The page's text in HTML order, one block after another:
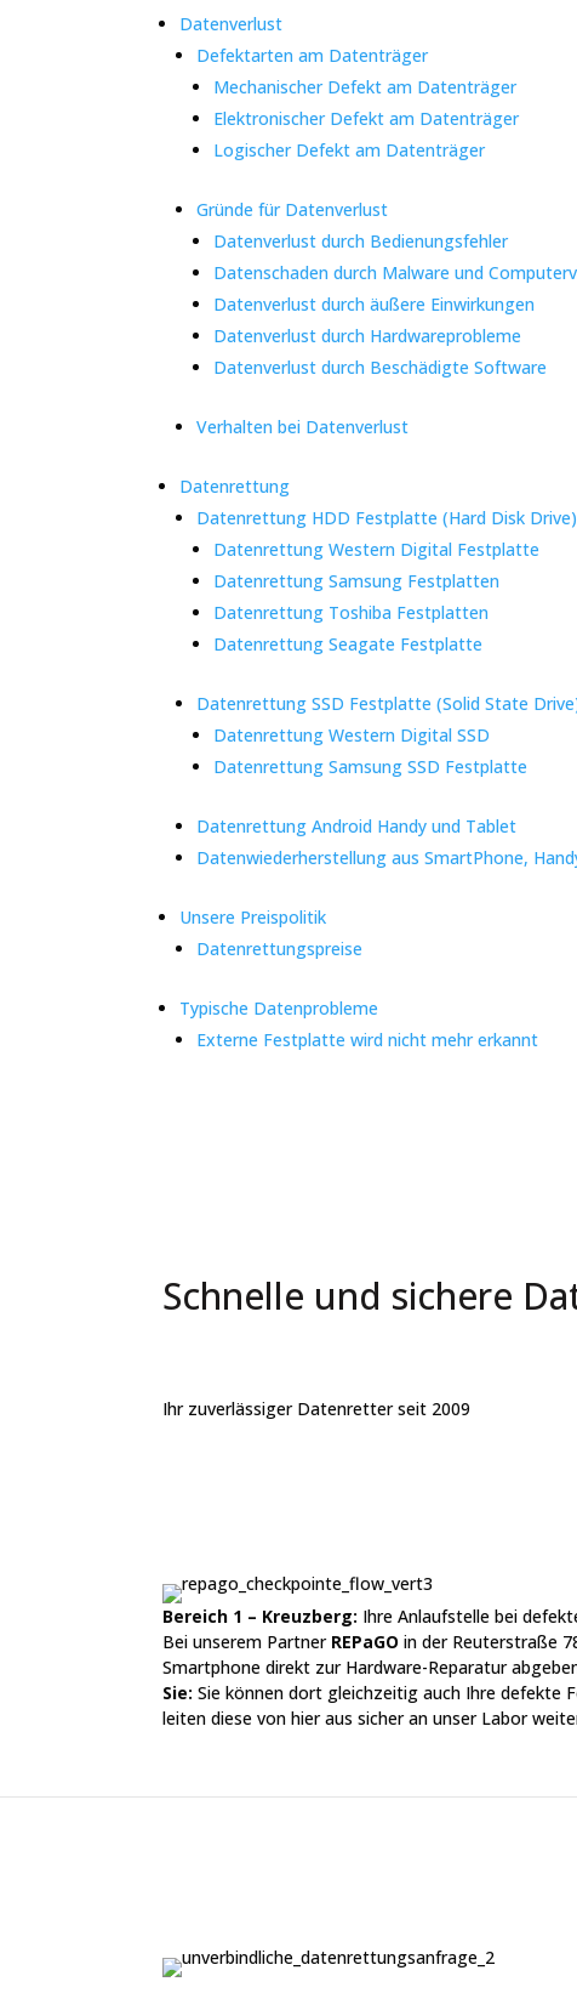
Datenverlust
Defektarten am Datenträger
Mechanischer Defekt am Datenträger
Elektronischer Defekt am Datenträger
Logischer Defekt am Datenträger
Gründe für Datenverlust
Datenverlust durch Bedienungsfehler
Datenschaden durch Malware und
Datenverlust durch äußere Einwirkungen
Datenverlust durch Hardwareprobleme
Datenverlust durch Beschädigte Software
Verhalten bei Datenverlust
Datenrettung
Datenrettung HDD Festplatte (Hard Disk Drive)
Datenrettung Western Digital Festplatte
Datenrettung Samsung Festplatten
Datenrettung Toshiba Festplatten
Datenrettung Seagate Festplatte
Datenrettung SSD Festplatte (Solid State
Datenrettung Western Digital SSD
Datenrettung Samsung SSD Festplatte
Datenrettung Android Handy und Tablet
Datenwiederherstellung aus SmartPhone,
Unsere Preispolitik
Datenrettungspreise
Typische Datenprobleme
Externe Festplatte wird nicht mehr erkannt
Schnelle und sichere
Ihr zuverlässiger Datenretter seit 2009
Bereich 1 – Kreuzberg: Ihre Anlaufstelle bei
Bei unserem Partner REPaGO in der Reuterstraße
Smartphone direkt zur Hardware-Reparatur
Sie: Sie können dort gleichzeitig auch Ihre defekte
leiten diese von hier aus sicher an unser Labor